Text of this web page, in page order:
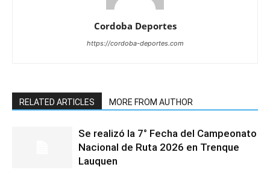
Cordoba Deportes
https://cordoba-deportes.com
RELATED ARTICLES MORE FROM AUTHOR
Se realizó la 7° Fecha del Campeonato
Nacional de Ruta 2026 en Trenque
Lauquen